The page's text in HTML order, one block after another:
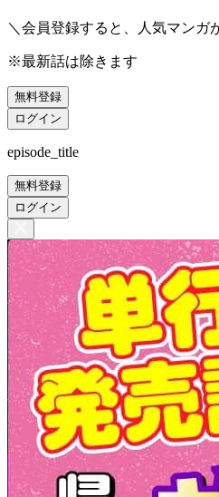
＼会員登録すると、人気マンガ
※最新話は除きます
無料登録
ログイン
episode_title
無料登録
ログイン